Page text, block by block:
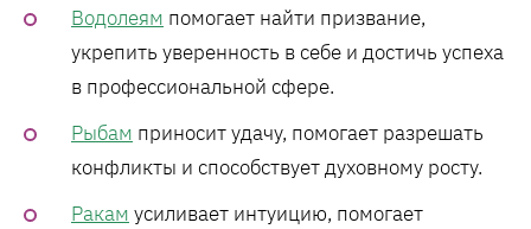
Водолеям помогает найти призвание,
укрепить уверенность в себе и достичь успеха
в профессиональной сфере.
Рыбам приносит удачу, помогает разрешать
конфликты и способствует духовному росту.
Ракам усиливает интуицию, помогает